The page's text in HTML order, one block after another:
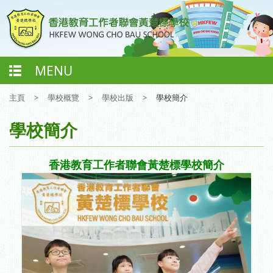
MENU
主頁 > 學校概覽 > 學校出版 > 學校簡介
學校簡介
香港教育工作者聯會黃楚標學校簡介